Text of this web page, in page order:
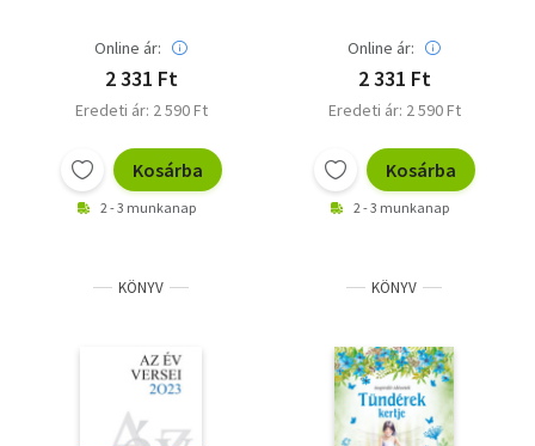
Online ár:
2 331 Ft
Eredeti ár: 2 590 Ft
Kosárba
2 - 3 munkanap
Online ár:
2 331 Ft
Eredeti ár: 2 590 Ft
Kosárba
2 - 3 munkanap
KÖNYV KÖNYV